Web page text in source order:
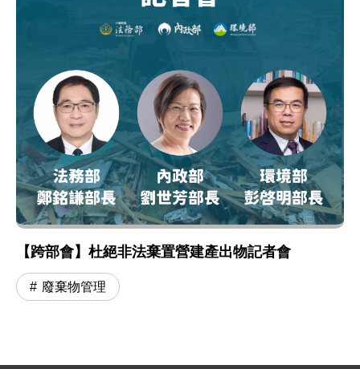
【跨部會】杜絕非法棄置營建產出物記者會
廢棄物管理